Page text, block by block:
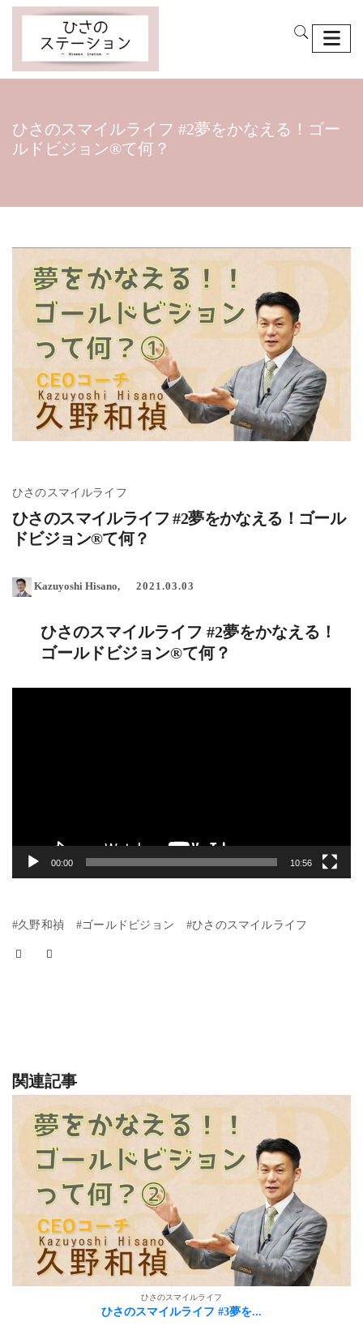
ひさのスマイルライフ #2夢をかなえる！ゴー
ルドビジョン®て何？
ひさのスマイルライフ
ひさのスマイルライフ #2夢をかなえる！ゴール
ドビジョン®て何？
Kazuyoshi Hisano 2021.03.03
ひさのスマイルライフ #2夢をかなえる！
ゴールドビジョン®て何？
00:00 10:56
#久野和禎 #ゴールドビジョン #ひさのスマイルライフ
関連記事
ひさのスマイルライフ
ひさのスマイルライフ #3夢を...